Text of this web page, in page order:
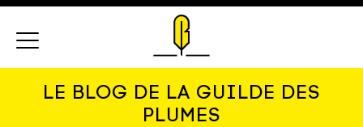
LE BLOG DE LA GUILDE DES
PLUMES